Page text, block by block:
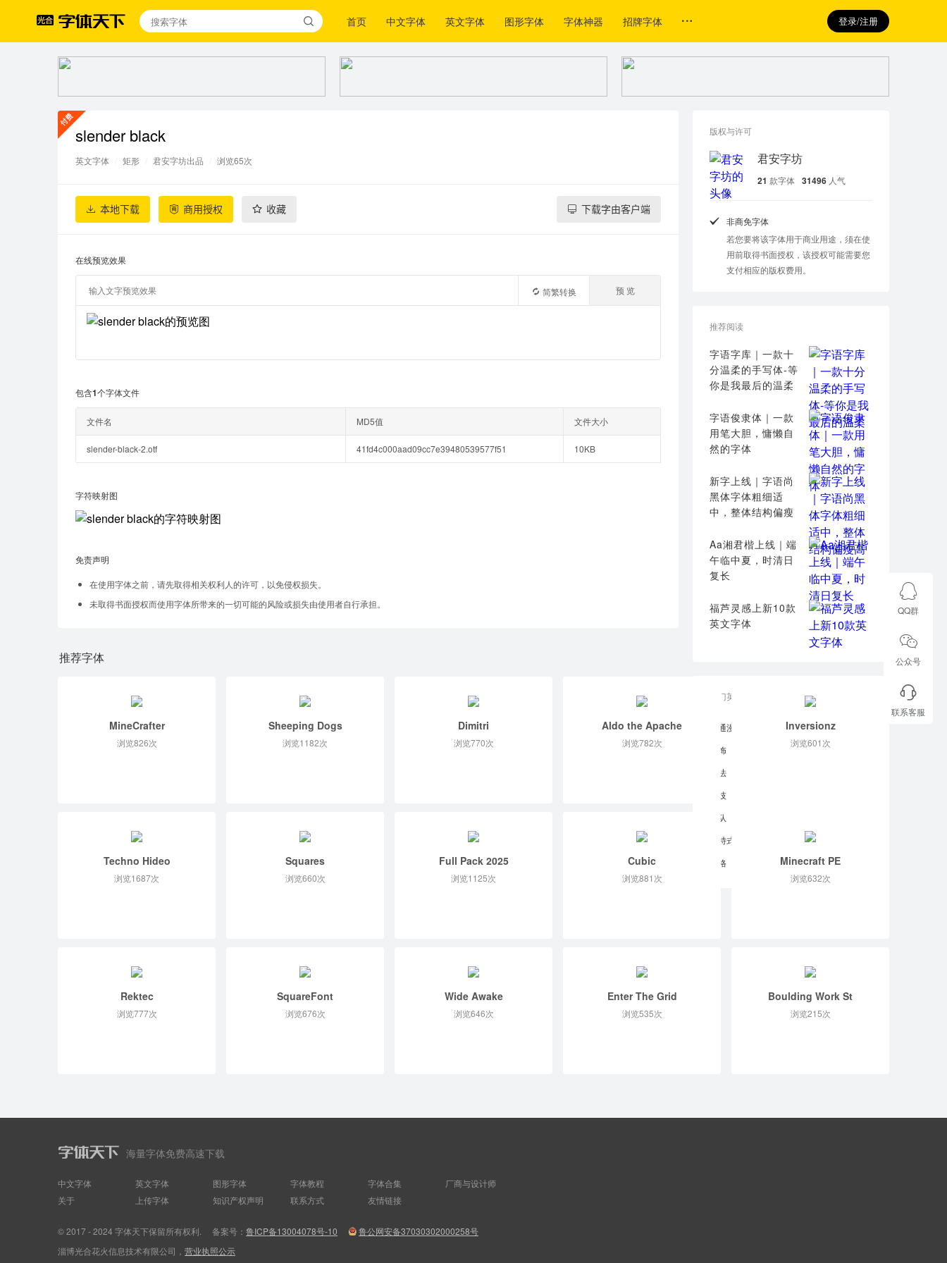
首页 中文字体 英文字体 图形字体 字体神器 招牌字体 登录/注册
slender black
英文字体 矩形 君安字坊出品 浏览65次
本地下载 商用授权 收藏 下载字由客户端
在线预览效果
预 览
简繁转换
包含1个字体文件
文件名 MD5值 文件大小
slender-black-2.otf 41fd4c000aad09cc7e39480539577f51 10KB
字符映射图
免责声明
在使用字体之前，请先取得相关权利人的许可，以免侵权损失。
未取得书面授权而使用字体所带来的一切可能的风险或损失由使用者自行承担。
版权与许可
君安字坊
21 款字体 31496 人气
非商免字体
若您要将该字体用于商业用途，须在使
用前取得书面授权，该授权可能需要您
支付相应的版权费用。
推荐阅读
字语字库｜一款十
分温柔的手写体-等
你是我最后的温柔
字语俊隶体｜一款
用笔大胆，慵懒自
然的字体
新字上线｜字语尚
黑体字体粗细适
中，整体结构偏瘦
Aa湘君楷上线｜端
午临中夏，时清日
复长
福芦灵感上新10款
英文字体
热门英文字体
卡通漫画 流行时尚 冰火
卷曲
装饰
腐蚀扭曲
书法
科技
军队
哥特式
栅格
其它风格
推荐字体
MineCrafter
浏览826次
Sheeping Dogs
浏览1182次
Dimitri
浏览770次
Aldo the Apache
浏览782次
Inversionz
浏览601次
Techno Hideo
浏览1687次
Squares
浏览660次
Full Pack 2025
浏览1125次
Cubic
浏览881次
Minecraft PE
浏览632次
Rektec
浏览777次
SquareFont
浏览676次
Wide Awake
浏览646次
Enter The Grid
浏览535次
Boulding Work St
浏览215次
海量字体免费高速下载
中文字体 英文字体 图形字体 字体教程 字体合集
厂商与设计师
关于
上传字体 知识产权声明 联系方式 友情链接
© 2017 - 2024 字体天下保留所有权利. 备案号： 鲁ICP备13004078号-10
鲁公网安备37030302000258号
淄博光合花火信息技术有限公司， 营业执照公示
QQ群
公众号
联系客服